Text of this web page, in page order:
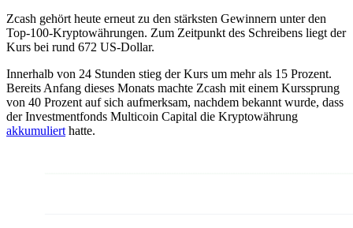
Zcash gehört heute erneut zu den stärksten Gewinnern unter den
Top-100-Kryptowährungen. Zum Zeitpunkt des Schreibens liegt der
Kurs bei rund 672 US-Dollar.
Innerhalb von 24 Stunden stieg der Kurs um mehr als 15 Prozent.
Bereits Anfang dieses Monats machte Zcash mit einem Kurssprung
von 40 Prozent auf sich aufmerksam, nachdem bekannt wurde, dass
der Investmentfonds Multicoin Capital die Kryptowährung
akkumuliert hatte.